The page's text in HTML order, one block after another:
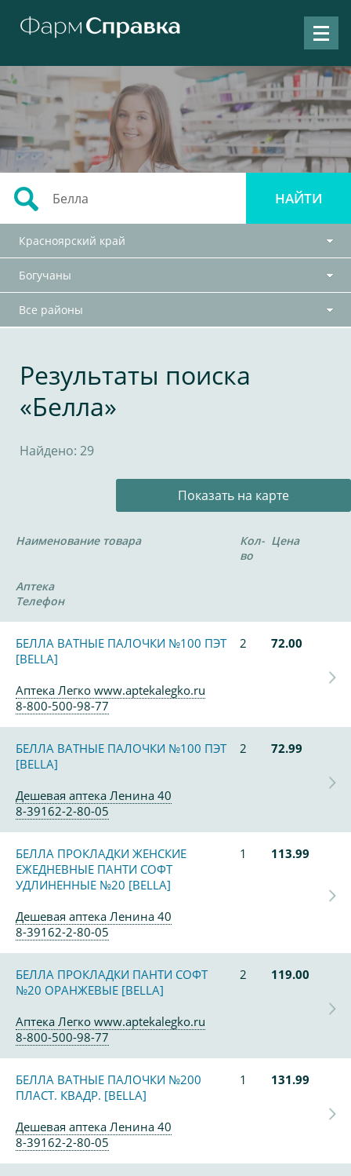
Красноярский край
Богучаны
Все районы
Результаты поиска
«Белла»
Найдено: 29
Показать на карте
Наименование товара
Кол-
во
Цена
Аптека
Телефон
БЕЛЛА ВАТНЫЕ ПАЛОЧКИ №100 ПЭТ
[BELLA]
2 72.00
Аптека Легко www.aptekalegko.ru
8-800-500-98-77
БЕЛЛА ВАТНЫЕ ПАЛОЧКИ №100 ПЭТ
[BELLA]
2 72.99
Дешевая аптека Ленина 40
8-39162-2-80-05
БЕЛЛА ПРОКЛАДКИ ЖЕНСКИЕ
ЕЖЕДНЕВНЫЕ ПАНТИ СОФТ
УДЛИНЕННЫЕ №20 [BELLA]
1 113.99
Дешевая аптека Ленина 40
8-39162-2-80-05
БЕЛЛА ПРОКЛАДКИ ПАНТИ СОФТ
№20 ОРАНЖЕВЫЕ [BELLA]
2 119.00
Аптека Легко www.aptekalegko.ru
8-800-500-98-77
БЕЛЛА ВАТНЫЕ ПАЛОЧКИ №200
ПЛАСТ. КВАДР. [BELLA]
1 131.99
Дешевая аптека Ленина 40
8-39162-2-80-05